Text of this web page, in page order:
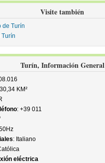
Visite también
de Turín
Turín
Turín, Información General
KM²
: +39 011
: Italiano
eléctrica